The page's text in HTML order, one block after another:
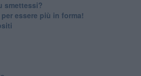
smettessi?
essere più in forma!